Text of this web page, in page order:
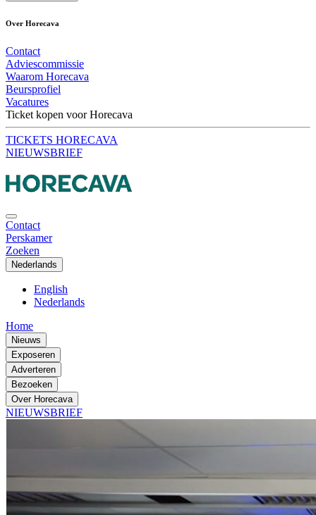
Over Horecava
Contact
Adviescommissie
Waarom Horecava
Beursprofiel
Vacatures
Ticket kopen voor Horecava
TICKETS HORECAVA
NIEUWSBRIEF
Contact
Perskamer
Zoeken
Nederlands
English
Nederlands
Home
Nieuws
Exposeren
Adverteren
Bezoeken
Over Horecava
NIEUWSBRIEF